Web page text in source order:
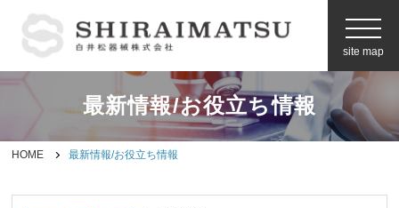
site map
最新情報/お役立ち情報
お問い合わせ
HOME 最新情報/お役立ち情報